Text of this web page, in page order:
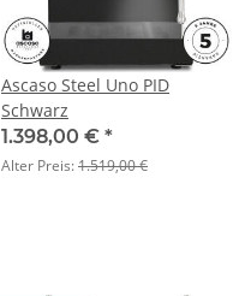
Ascaso Steel Uno PID
Schwarz
1.398,00 € *
Alter Preis:1.519,00 €